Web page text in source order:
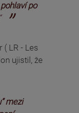
po
( LR - Les
ujistil, že
mezi